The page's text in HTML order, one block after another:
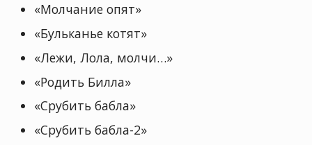
«Молчание опят»
«Бульканье котят»
«Лежи, Лола, молчи…»
«Родить Билла»
«Срубить бабла»
«Срубить бабла-2»